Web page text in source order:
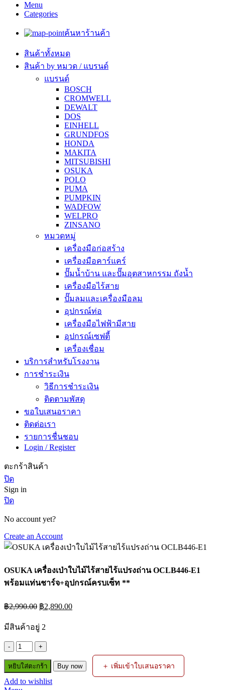
Menu
Categories
ค้นหาร้านค้า
สินค้าทั้งหมด
สินค้า by หมวด / แบรนด์
แบรนด์
BOSCH
CROMWELL
DEWALT
DOS
EINHELL
GRUNDFOS
HONDA
MAKITA
MITSUBISHI
OSUKA
POLO
PUMA
PUMPKIN
WADFOW
WELPRO
ZINSANO
หมวดหมู่
เครื่องมือก่อสร้าง
เครื่องมือคาร์แคร์
ปั๊มน้ำบ้าน และปั๊มอุตสาหกรรม ถังน้ำ
เครื่องมือไร้สาย
ปั๊มลมและเครื่องมือลม
อุปกรณ์ท่อ
เครื่องมือไฟฟ้ามีสาย
อุปกรณ์เซฟตี้
เครื่องเชื่อม
บริการสำหรับโรงงาน
การชำระเงิน
วิธีการชำระเงิน
ติดตามพัสดุ
ขอใบเสนอราคา
ติดต่อเรา
รายการชื่นชอบ
Login / Register
ตะกร้าสินค้า
ปิด
Sign in
ปิด
No account yet?
Create an Account
OSUKA เครื่องเป่าใบไม้ไร้สายไร้แปรงถ่าน OCLB446-E1
พร้อมแท่นชาร์จ+อุปกรณ์ครบเซ็ท **
฿2,990.00 Original
price
was:
฿2,990.00.
฿2,890.00Current
price
มีสินค้าอยู่ 2
จำนวน
OSUKA
เครื่อง
เป่า
หยิบใส่ตะกร้า Buy now ＋ เพิ่มเข้าใบเสนอราคา
Add to wishlist